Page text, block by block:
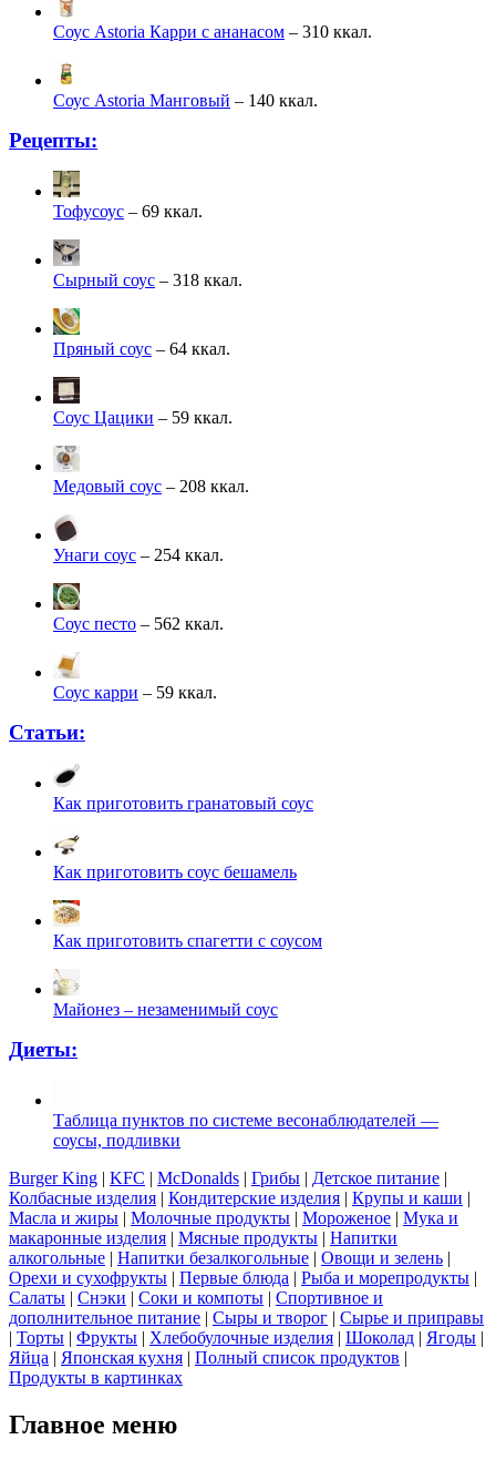
Соус Astoria Карри с ананасом – 310 ккал.
Соус Astoria Манговый – 140 ккал.
Рецепты:
Тофусоус – 69 ккал.
Сырный соус – 318 ккал.
Пряный соус – 64 ккал.
Соус Цацики – 59 ккал.
Медовый соус – 208 ккал.
Унаги соус – 254 ккал.
Соус песто – 562 ккал.
Соус карри – 59 ккал.
Статьи:
Как приготовить гранатовый соус
Как приготовить соус бешамель
Как приготовить спагетти с соусом
Майонез – незаменимый соус
Диеты:
Таблица пунктов по системе весонаблюдателей —
соусы, подливки
Burger King | KFC | McDonalds | Грибы | Детское питание |
Колбасные изделия | Кондитерские изделия | Крупы и каши |
Масла и жиры | Молочные продукты | Мороженое | Мука и
макаронные изделия | Мясные продукты | Напитки
алкогольные | Напитки безалкогольные | Овощи и зелень |
Орехи и сухофрукты | Первые блюда | Рыба и морепродукты |
Салаты | Снэки | Соки и компоты | Спортивное и
дополнительное питание | Сыры и творог | Сырье и приправы
| Торты | Фрукты | Хлебобулочные изделия | Шоколад | Ягоды |
Яйца | Японская кухня | Полный список продуктов |
Продукты в картинках
Главное меню